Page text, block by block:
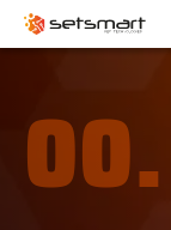
Aller au contenu
00.
Panneau de gestion des